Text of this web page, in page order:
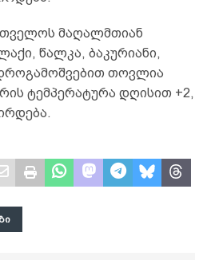
მაღალმთიან
წალკა, ბაკურიანი,
თოვლია
ტემპერატურა დღისით +2,